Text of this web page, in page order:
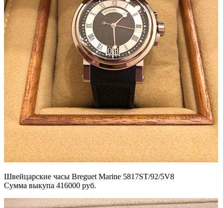
Швейцарские часы Breguet Marine 5817ST/92/5V8
Сумма выкупа 416000 руб.